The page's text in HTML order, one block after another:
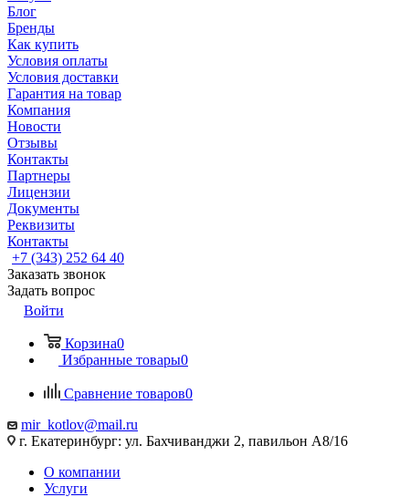
Блог
Бренды
Как купить
Условия оплаты
Условия доставки
Гарантия на товар
Компания
Новости
Отзывы
Контакты
Партнеры
Лицензии
Документы
Реквизиты
Контакты
+7 (343) 252 64 40
Заказать звонок
Задать вопрос
Войти
Корзина0
Избранные товары0
Сравнение товаров0
mir_kotlov@mail.ru
г. Екатеринбург: ул. Бахчиванджи 2, павильон А8/16
О компании
Услуги